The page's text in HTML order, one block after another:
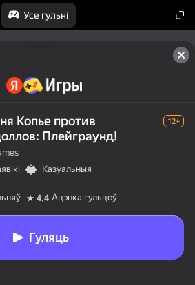
Усе гульні
Копье против
Плейграунд!
12+
Казуальныя
4,4 Ацэнка гульцоў
Гуляць